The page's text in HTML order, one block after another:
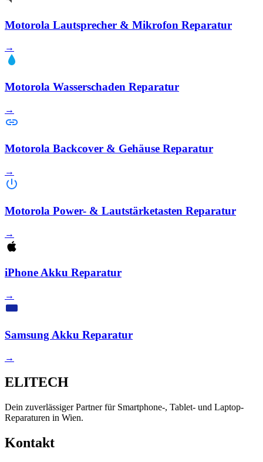
Motorola Lautsprecher & Mikrofon Reparatur
→
Motorola Wasserschaden Reparatur
→
Motorola Backcover & Gehäuse Reparatur
→
Motorola Power- & Lautstärketasten Reparatur
→
iPhone Akku Reparatur
→
Samsung Akku Reparatur
→
ELITECH
Dein zuverlässiger Partner für Smartphone-, Tablet- und Laptop-
Reparaturen in Wien.
Kontakt